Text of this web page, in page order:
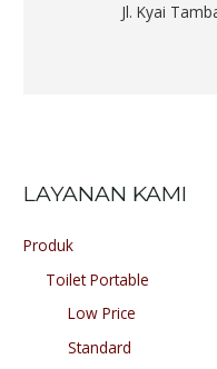
Jl. Kyai
LAYANAN KAMI
Produk
Toilet Portable
Low Price
Standard